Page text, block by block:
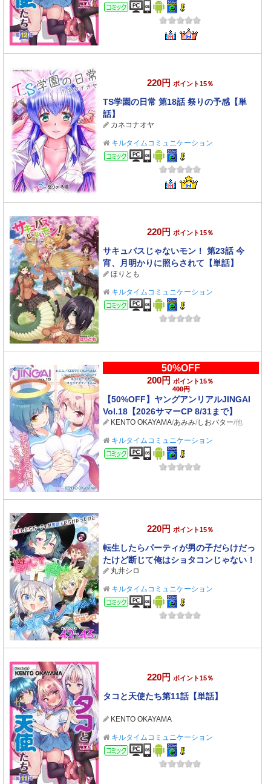
コミック
220円 ポイント15％
TS学園の日常 第18話 祭りの予感【単
話】
カネコナオヤ
キルタイムコミュニケーション
コミック
220円 ポイント15％
サキュバスじゃないモン！ 第23話 今
宵、月明かりに照らされて【単話】
ほりとも
キルタイムコミュニケーション
コミック
50%OFF
200円 ポイント15％
400円
【50%OFF】ヤングアンリアルJINGAI
Vol.18【2026サマーCP 8/31まで】
KENTO OKAYAMA/あみみ/しおバター/他
キルタイムコミュニケーション
コミック
220円 ポイント15％
転生したらパーティが男の子だらけだっ
たけど断じて俺はショタコンじゃない！
第42話～第43話【単話】
丸井シロ
キルタイムコミュニケーション
コミック
220円 ポイント15％
タコと天使たち第11話【単話】
KENTO OKAYAMA
キルタイムコミュニケーション
コミック